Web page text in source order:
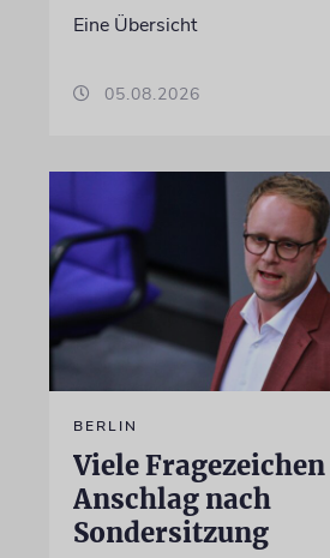
Eine Übersicht
05.08.2026
BERLIN
Viele Fragezeichen
Anschlag nach
Sondersitzung